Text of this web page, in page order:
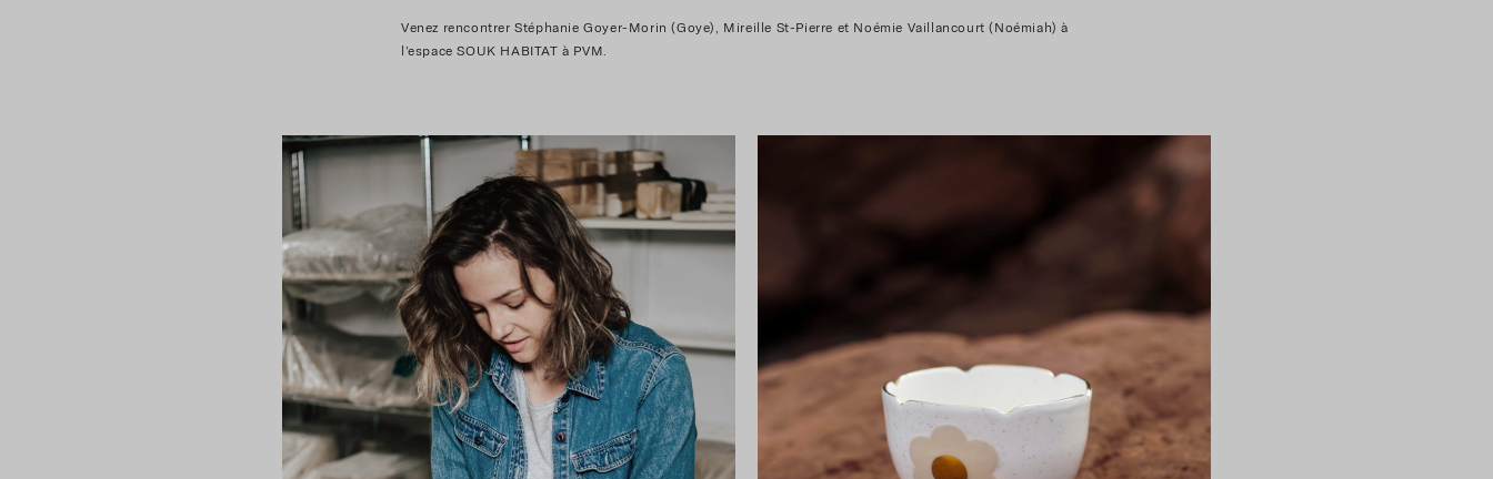
Venez rencontrer Stéphanie Goyer-Morin (Goye), Mireille St-Pierre et Noémie Vaillancourt (Noémiah) à
l’espace SOUK HABITAT à PVM.